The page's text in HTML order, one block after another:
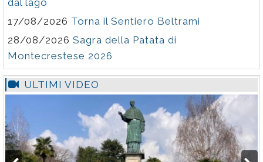
dal lago
17/08/2026 Torna il Sentiero Beltrami
28/08/2026 Sagra della Patata di
Montecrestese 2026
ULTIMI VIDEO